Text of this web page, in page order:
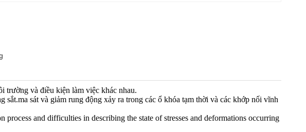
trường và điều kiện làm việc khác nhau.
sát và giảm rung động xảy ra trong các ổ khóa tạm thời và các khớp nối vĩnh
and difficulties in describing the state of stresses and deformations occurring